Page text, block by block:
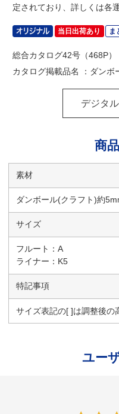
定されており、詳しくは各
当日出荷あり ま
総合カタログ42号（468P）
カタログ掲載品名 ：ダンボ
デジタ
商
素材
ダンボール(クラフト)約
サイズ
フルート：A
ライナー：K5
特記事項
サイズ表記の[ ]は調整後の
ユー